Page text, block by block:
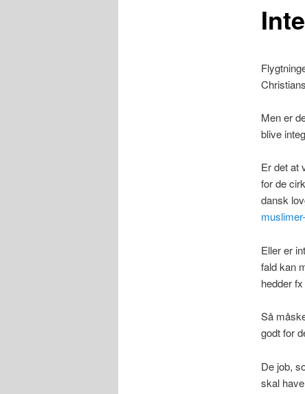
Men er
blive
Er det at
for de
dansk
Eller er
fald kan
hedder
Så
godt for
De job,
skal